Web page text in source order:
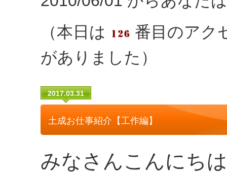
（本日は
番目のア
がありました）
2017.03.31
土成お仕事紹介【工作編】
みなさんこんにち